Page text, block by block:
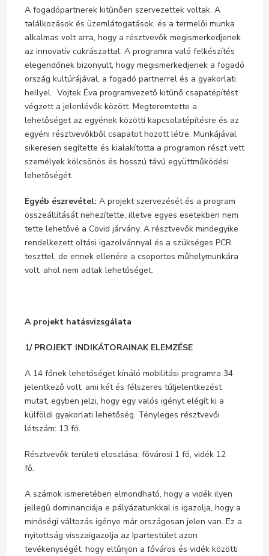
A fogadópartnerek kitűnően szervezettek voltak. A
találkozások és üzemlátogatások, és a termelői munka
alkalmas volt arra, hogy a résztvevők megismerkedjenek
az innovatív cukrászattal. A programra való felkészítés
elegendőnek bizonyult, hogy megismerkedjenek a fogadó
ország kultúrájával, a fogadó partnerrel és a gyakorlati
hellyel. Vojtek Éva programvezető kitűnő csapatépítést
végzett a jelenlévők között. Megteremtette a
lehetőséget az egyének közötti kapcsolatépítésre és az
egyéni résztvevőkből csapatot hozott létre. Munkájával
sikeresen segítette és kialakította a programon részt vett
személyek kölcsönös és hosszú távú együttműködési
lehetőségét.
Egyéb észrevétel: A projekt szervezését és a program
összeállítását nehezítette, illetve egyes esetekben nem
tette lehetővé a Covid járvány. A résztvevők mindegyike
rendelkezett oltási igazolvánnyal és a szükséges PCR
teszttel, de ennek ellenére a csoportos műhelymunkára
volt, ahol nem adtak lehetőséget.
A projekt hatásvizsgálata
1/ PROJEKT INDIKÁTORAINAK ELEMZÉSE
A 14 főnek lehetőséget kínáló mobilitási programra 34
jelentkező volt, ami két és félszeres túljelentkezést
mutat, egyben jelzi, hogy egy valós igényt elégít ki a
külföldi gyakorlati lehetőség. Tényleges résztvevői
létszám: 13 fő.
Résztvevők területi eloszlása: fővárosi 1 fő, vidék 12
fő.
A számok ismeretében elmondható, hogy a vidék ilyen
jellegű dominanciája e pályázatunkkal is igazolja, hogy a
minőségi változás igénye már országosan jelen van. Ez a
nyitottság visszaigazolja az Ipartestület azon
tevékenységét, hogy eltűnjön a főváros és vidék közötti